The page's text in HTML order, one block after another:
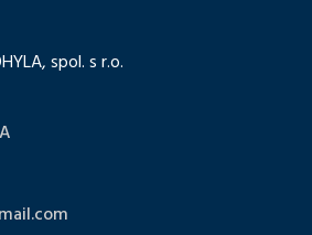
spol. s r.o.